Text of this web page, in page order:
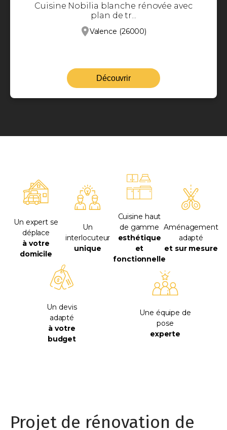
Cuisine Nobilia blanche rénovée avec
plan de tr...
Valence (26000)
Découvrir
Un expert se
déplace
à votre
domicile
Un
interlocuteur
unique
Cuisine haut
de gamme
esthétique
et
fonctionnelle
Aménagement
adapté
et sur mesure
Un devis
adapté
à votre
budget
Une équipe de
pose
experte
Projet de rénovation de